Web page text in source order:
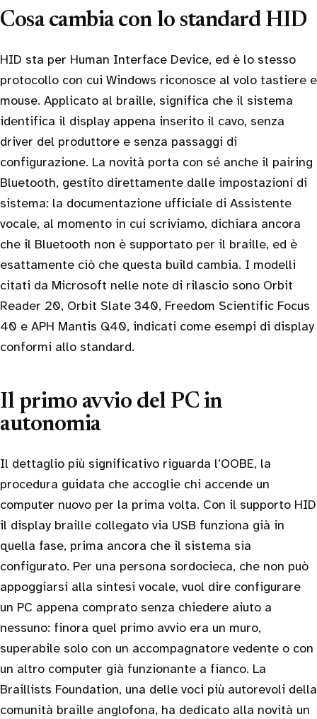
Cosa cambia con lo standard HID
HID sta per Human Interface Device, ed è lo stesso
protocollo con cui Windows riconosce al volo tastiere e
mouse. Applicato al braille, significa che il sistema
identifica il display appena inserito il cavo, senza
driver del produttore e senza passaggi di
configurazione. La novità porta con sé anche il pairing
Bluetooth, gestito direttamente dalle impostazioni di
sistema: la documentazione ufficiale di Assistente
vocale, al momento in cui scriviamo, dichiara ancora
che il Bluetooth non è supportato per il braille, ed è
esattamente ciò che questa build cambia. I modelli
citati da Microsoft nelle note di rilascio sono Orbit
Reader 20, Orbit Slate 340, Freedom Scientific Focus
40 e APH Mantis Q40, indicati come esempi di display
conformi allo standard.
Il primo avvio del PC in
autonomia
Il dettaglio più significativo riguarda l’OOBE, la
procedura guidata che accoglie chi accende un
computer nuovo per la prima volta. Con il supporto HID
il display braille collegato via USB funziona già in
quella fase, prima ancora che il sistema sia
configurato. Per una persona sordocieca, che non può
appoggiarsi alla sintesi vocale, vuol dire configurare
un PC appena comprato senza chiedere aiuto a
nessuno: finora quel primo avvio era un muro,
superabile solo con un accompagnatore vedente o con
un altro computer già funzionante a fianco. La
Braillists Foundation, una delle voci più autorevoli della
comunità braille anglofona, ha dedicato alla novità un